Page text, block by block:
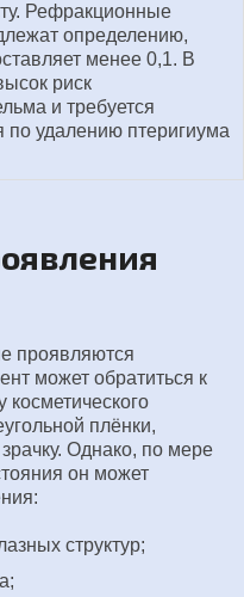
Рефракционные
определению,
менее 0,1. В
риск
и требуется
по удалению птеригиума
проявляются
может обратиться к
плёнки,
Однако, по мере
он может
структур;